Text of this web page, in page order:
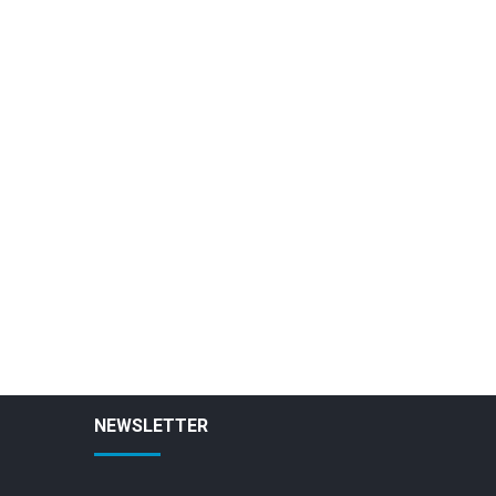
NEWSLETTER